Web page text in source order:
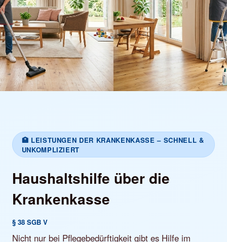
🏥 LEISTUNGEN DER KRANKENKASSE – SCHNELL &
UNKOMPLIZIERT
Haushaltshilfe über die
Krankenkasse
§ 38 SGB V
Nicht nur bei Pflegebedürftigkeit gibt es Hilfe im